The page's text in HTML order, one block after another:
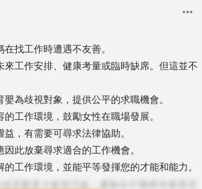
找工作時遭遇不友善。
工作安排、健康考量或臨時缺席。但這並不
為歧視對象，提供公平的求職機會。
工作環境，鼓勵女性在職場發展。
，有需要可尋求法律協助。
此放棄尋求適合的工作機會。
工作環境，並能平等發揮您的才能和能力。